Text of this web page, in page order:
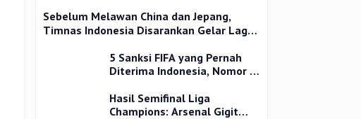
Sebelum Melawan China dan Jepang,
Timnas Indonesia Disarankan Gelar Laga
5 Sanksi FIFA yang Pernah
Diterima Indonesia, Nomor 1
Hasil Semifinal Liga
Champions: Arsenal Gigit